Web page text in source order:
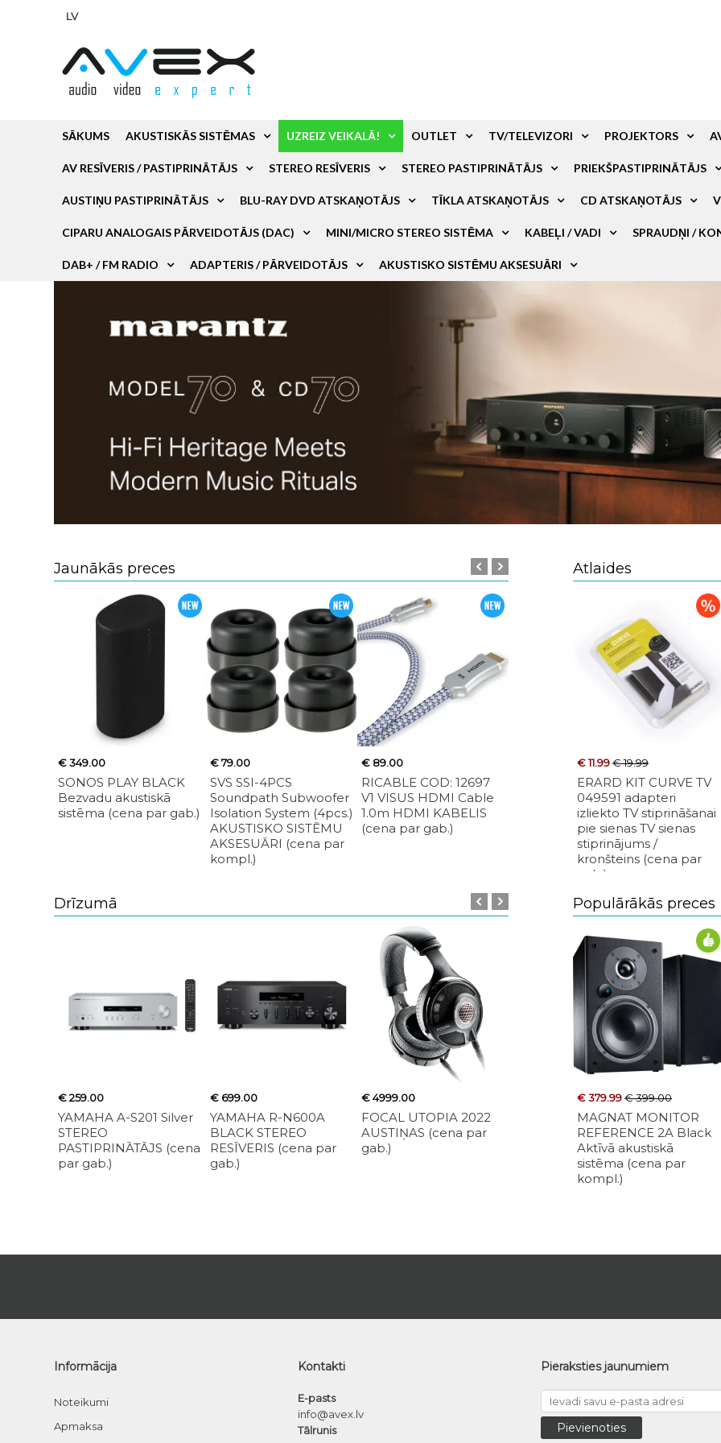
LV
SĀKUMS AKUSTISKĀS SISTĒMAS UZREIZ VEIKALĀ! OUTLET TV/TELEVIZORI PROJEKTORS
AV RESĪVERIS / PASTIPRINĀTĀJS STEREO RESĪVERIS STEREO PASTIPRINĀTĀJS PRIEKŠPASTIPRINĀTĀJS
AUSTIŅU PASTIPRINĀTĀJS BLU-RAY DVD ATSKAŅOTĀJS TĪKLA ATSKAŅOTĀJS CD ATSKAŅOTĀJS
CIPARU ANALOGAIS PĀRVEIDOTĀJS (DAC) MINI/MICRO STEREO SISTĒMA KABEĻI / VADI SPRAUDŅI /
DAB+ / FM RADIO ADAPTERIS / PĀRVEIDOTĀJS AKUSTISKO SISTĒMU AKSESUĀRI
Jaunākās preces
€ 349.00
SONOS PLAY BLACK
Bezvadu akustiskā
sistēma (cena par gab.)
€ 79.00
SVS SSI-4PCS
Soundpath Subwoofer
Isolation System (4pcs.)
AKUSTISKO SISTĒMU
AKSESUĀRI (cena par
kompl.)
€ 89.00
RICABLE COD: 12697
V1 VISUS HDMI Cable
1.0m HDMI KABELIS
(cena par gab.)
RICABLE COD: 11846
DPF DEDALUS
BRIDGE (Fork/Fork)
Set 4 pcs. SPRAUDŅI /
KONEKTORI (cena par
DC1
75 Ohm
Atlaides
€ 11.99€ 19.99
ERARD KIT CURVE TV
049591 adapteri
izliekto TV stiprināšanai
pie sienas TV sienas
stiprinājums /
kronšteins (cena par
gab.)
Drīzumā
€ 259.00
YAMAHA A-S201 Silver
STEREO
PASTIPRINĀTĀJS (cena
par gab.)
€ 699.00
YAMAHA R-N600A
BLACK STEREO
RESĪVERIS (cena par
gab.)
€ 4999.00
FOCAL UTOPIA 2022
AUSTIŅAS (cena par
gab.)
DALI SONIK 5 BLACK
ASH Grīdas akustiskā
sistēma (cena par gab.)
€ 679.00
PYLON
20th
Populārākās preces
€ 379.99€ 399.00
MAGNAT MONITOR
REFERENCE 2A Black
Aktīvā akustiskā
sistēma (cena par
kompl.)
Informācija
Noteikumi
Apmaksa
Kontakti
E-pasts
info@avex.lv
Tālrunis
Pieraksties jaunumiem